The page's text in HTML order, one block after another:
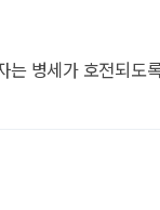
는 병세가 호전되도